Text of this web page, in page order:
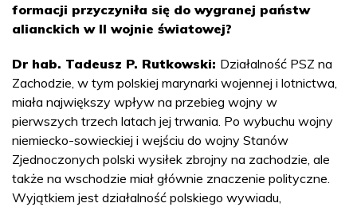
formacji przyczyniła się do wygranej państw
alianckich w II wojnie światowej?
Dr hab. Tadeusz P. Rutkowski: Działalność PSZ na
Zachodzie, w tym polskiej marynarki wojennej i lotnictwa,
miała największy wpływ na przebieg wojny w
pierwszych trzech latach jej trwania. Po wybuchu wojny
niemiecko-sowieckiej i wejściu do wojny Stanów
Zjednoczonych polski wysiłek zbrojny na zachodzie, ale
także na wschodzie miał głównie znaczenie polityczne.
Wyjątkiem jest działalność polskiego wywiadu,